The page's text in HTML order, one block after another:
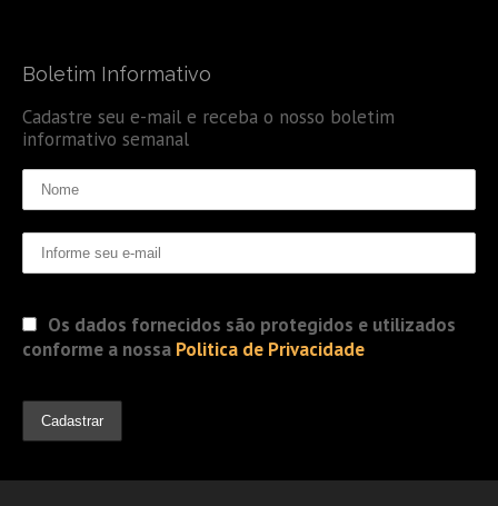
Boletim Informativo
Cadastre seu e-mail e receba o nosso boletim
informativo semanal
Os dados fornecidos são protegidos e utilizados
conforme a nossa Politica de Privacidade